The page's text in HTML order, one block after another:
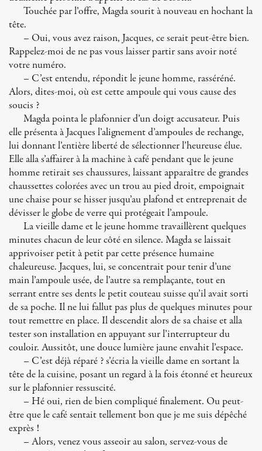
Touchée par l’offre, Magda sourit à nouveau en hochant la
tête.
– Oui, vous avez raison, Jacques, ce serait peut-être bien.
Rappelez-moi de ne pas vous laisser partir sans avoir noté
votre numéro.
– C’est entendu, répondit le jeune homme, rasséréné.
Alors, dites-moi, où est cette ampoule qui vous cause des
soucis ?
Magda pointa le plafonnier d’un doigt accusateur. Puis
elle présenta à Jacques l’alignement d’ampoules de rechange,
lui donnant l’entière liberté de sélectionner l’heureuse élue.
Elle alla s’affairer à la machine à café pendant que le jeune
homme retirait ses chaussures, laissant apparaître de grandes
chaussettes colorées avec un trou au pied droit, empoignait
une chaise pour se hisser jusqu’au plafond et entreprenait de
dévisser le globe de verre qui protégeait l’ampoule.
La vieille dame et le jeune homme travaillèrent quelques
minutes chacun de leur côté en silence. Magda se laissait
apprivoiser petit à petit par cette présence humaine
chaleureuse. Jacques, lui, se concentrait pour tenir d’une
main l’ampoule usée, de l’autre sa remplaçante, tout en
serrant entre ses dents le petit couteau suisse qu’il avait sorti
de sa poche. Il ne lui fallut pas plus de quelques minutes pour
tout remettre en place. Il descendit alors de sa chaise et alla
tester son installation en appuyant sur l’interrupteur du
couloir. Aussitôt, une douce lumière jaune envahit l’espace.
– C’est déjà réparé ? s’écria la vieille dame en sortant la
tête de la cuisine, posant un regard à la fois étonné et heureux
sur le plafonnier ressuscité.
– Hé oui, rien de bien compliqué finalement. Ou peut-
être que le café sentait tellement bon que je me suis dépêché
exprès !
– Alors, venez vous asseoir au salon, servez-vous de